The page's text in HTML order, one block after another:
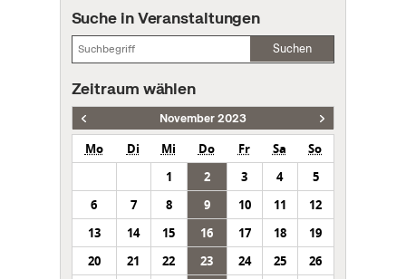
Suche in Veranstaltungen
Suchen
Zeitraum wählen
November 2023
Mo Di Mi Do Fr Sa
So
1
2 3 4
5
6
7 8 9 10 11
12
13
14 15 16 17 18
19
20
21 22 23 24 25
26